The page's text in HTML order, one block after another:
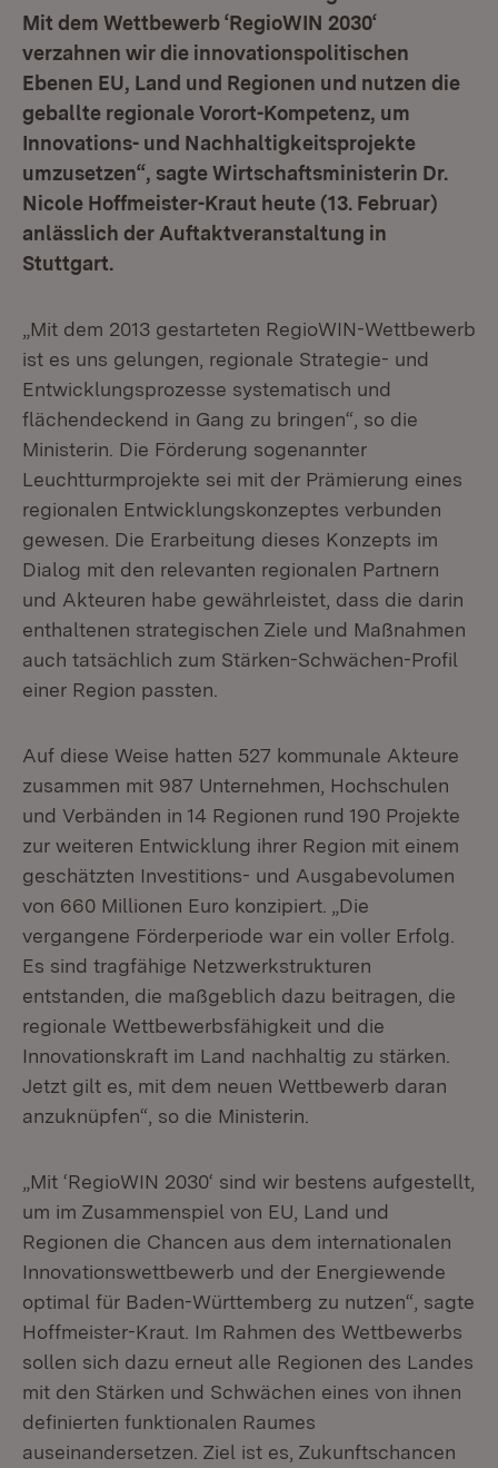
Mit dem Wettbewerb ‘RegioWIN 2030‘
verzahnen wir die innovationspolitischen
Ebenen EU, Land und Regionen und nutzen die
geballte regionale Vorort-Kompetenz, um
Innovations- und Nachhaltigkeitsprojekte
umzusetzen“, sagte Wirtschaftsministerin Dr.
Nicole Hoffmeister-Kraut heute (13. Februar)
anlässlich der Auftaktveranstaltung in
Stuttgart.
„Mit dem 2013 gestarteten RegioWIN-Wettbewerb
ist es uns gelungen, regionale Strategie- und
Entwicklungsprozesse systematisch und
flächendeckend in Gang zu bringen“, so die
Ministerin. Die Förderung sogenannter
Leuchtturmprojekte sei mit der Prämierung eines
regionalen Entwicklungskonzeptes verbunden
gewesen. Die Erarbeitung dieses Konzepts im
Dialog mit den relevanten regionalen Partnern
und Akteuren habe gewährleistet, dass die darin
enthaltenen strategischen Ziele und Maßnahmen
auch tatsächlich zum Stärken-Schwächen-Profil
einer Region passten.
Auf diese Weise hatten 527 kommunale Akteure
zusammen mit 987 Unternehmen, Hochschulen
und Verbänden in 14 Regionen rund 190 Projekte
zur weiteren Entwicklung ihrer Region mit einem
geschätzten Investitions- und Ausgabevolumen
von 660 Millionen Euro konzipiert. „Die
vergangene Förderperiode war ein voller Erfolg.
Es sind tragfähige Netzwerkstrukturen
entstanden, die maßgeblich dazu beitragen, die
regionale Wettbewerbsfähigkeit und die
Innovationskraft im Land nachhaltig zu stärken.
Jetzt gilt es, mit dem neuen Wettbewerb daran
anzuknüpfen“, so die Ministerin.
„Mit ‘RegioWIN 2030‘ sind wir bestens aufgestellt,
um im Zusammenspiel von EU, Land und
Regionen die Chancen aus dem internationalen
Innovationswettbewerb und der Energiewende
optimal für Baden-Württemberg zu nutzen“, sagte
Hoffmeister-Kraut. Im Rahmen des Wettbewerbs
sollen sich dazu erneut alle Regionen des Landes
mit den Stärken und Schwächen eines von ihnen
definierten funktionalen Raumes
auseinandersetzen. Ziel ist es, Zukunftschancen